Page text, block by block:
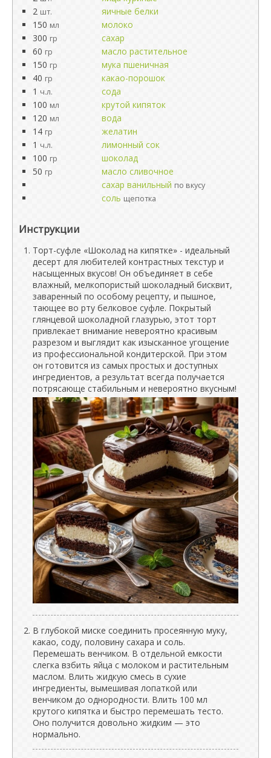
2 шт.
яичные белки
150 мл
молоко
300 гр
сахар
60 гр
масло растительное
150 гр
мука пшеничная
40 гр
какао-порошок
1 ч.л.
сода
100 мл
крутой кипяток
120 мл
вода
14 гр
желатин
1 ч.л.
лимонный сок
100 гр
шоколад
50 гр
масло сливочное
сахар ванильный по вкусу
соль щепотка
Инструкции
Торт-суфле «Шоколад на кипятке» - идеальный
десерт для любителей контрастных текстур и
насыщенных вкусов! Он объединяет в себе
влажный, мелкопористый шоколадный бисквит,
заваренный по особому рецепту, и пышное,
тающее во рту белковое суфле. Покрытый
глянцевой шоколадной глазурью, этот торт
привлекает внимание невероятно красивым
разрезом и выглядит как изысканное угощение
из профессиональной кондитерской. При этом
он готовится из самых простых и доступных
ингредиентов, а результат всегда получается
потрясающе стабильным и невероятно вкусным!
В глубокой миске соединить просеянную муку,
какао, соду, половину сахара и соль.
Перемешать венчиком. В отдельной емкости
слегка взбить яйца с молоком и растительным
маслом. Влить жидкую смесь в сухие
ингредиенты, вымешивая лопаткой или
венчиком до однородности. Влить 100 мл
крутого кипятка и быстро перемешать тесто.
Оно получится довольно жидким — это
нормально.